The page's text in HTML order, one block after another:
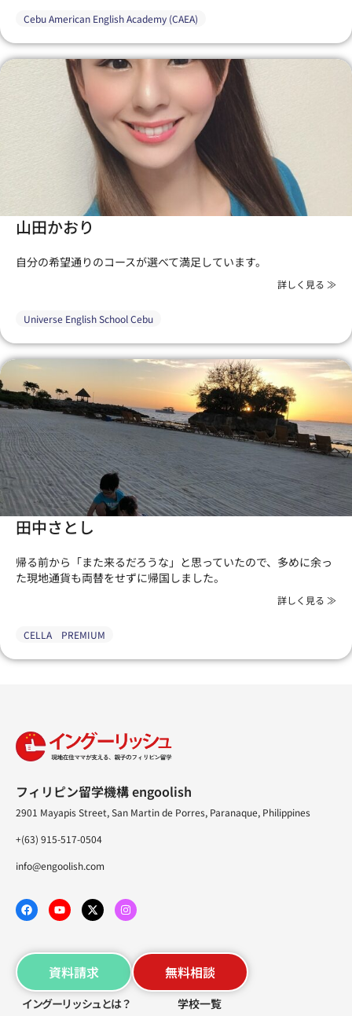
Cebu American English Academy (CAEA)
山田かおり
自分の希望通りのコースが選べて満足しています。
詳しく見る ≫
Universe English School Cebu
田中さとし
帰る前から「また来るだろうな」と思っていたので、多めに余っ
た現地通貨も両替をせずに帰国しました。
詳しく見る ≫
CELLA PREMIUM
フィリピン留学機構 engoolish
2901 Mayapis Street, San Martin de Porres, Paranaque, Philippines
+(63) 915-517-0504
info@engoolish.com
資料請求 無料相談
イングーリッシュとは？ 学校一覧